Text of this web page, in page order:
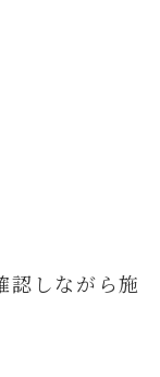
認しながら施